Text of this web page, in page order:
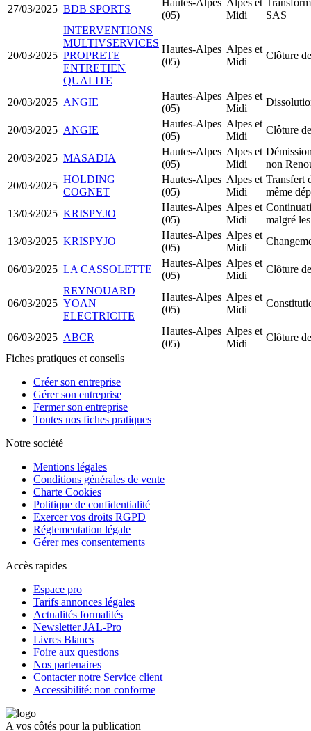
27/03/2025 BDB SPORTS
Hautes-Alpes
(05)
Alpes et
Midi
SAS
20/03/2025
INTERVENTIONS
MULTIVSERVICES
PROPRETE
ENTRETIEN
QUALITE
Hautes-Alpes
(05)
Alpes et
Midi
Clôture
20/03/2025 ANGIE
Hautes-Alpes
(05)
Alpes et
Midi
20/03/2025 ANGIE
Hautes-Alpes
(05)
Alpes et
Midi
Clôture
20/03/2025 MASADIA
Hautes-Alpes
(05)
Alpes et
Midi
non
20/03/2025
HOLDING
COGNET
Hautes-Alpes
(05)
Alpes et
Midi
Transfert
même
13/03/2025 KRISPYJO
Hautes-Alpes
(05)
Alpes et
Midi
malgré
13/03/2025 KRISPYJO
Hautes-Alpes
(05)
Alpes et
Midi
06/03/2025 LA CASSOLETTE
Hautes-Alpes
(05)
Alpes et
Midi
Clôture
06/03/2025
REYNOUARD
YOAN
ELECTRICITE
Hautes-Alpes
(05)
Alpes et
Midi
06/03/2025 ABCR
Hautes-Alpes
(05)
Alpes et
Midi
Clôture
Fiches pratiques et conseils
Créer son entreprise
Gérer son entreprise
Fermer son entreprise
Toutes nos fiches pratiques
Notre société
Mentions légales
Conditions générales de vente
Charte Cookies
Politique de confidentialité
Exercer vos droits RGPD
Réglementation légale
Gérer mes consentements
Accès rapides
Espace pro
Tarifs annonces légales
Actualités formalités
Newsletter JAL-Pro
Livres Blancs
Foire aux questions
Nos partenaires
Contacter notre Service client
Accessibilité: non conforme
A vos côtés pour la publication